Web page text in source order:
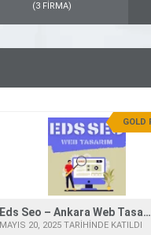
(3 FİRMA)
GOLD
Eds Seo – Ankara Web Tasarım
MAYIS 20, 2025 TARİHİNDE KATILDI